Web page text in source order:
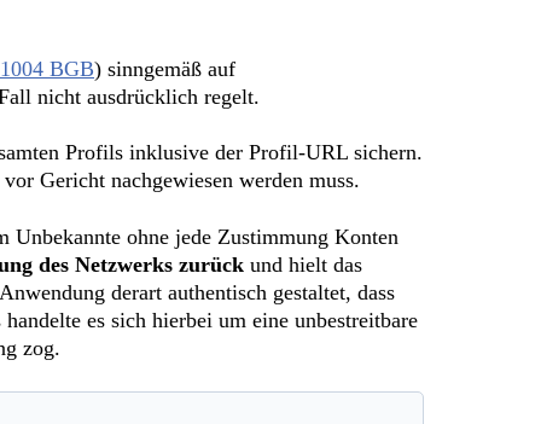
BGB) sinngemäß auf
nicht ausdrücklich regelt.
Profils inklusive der Profil-URL sichern.
Gericht nachgewiesen werden muss.
Unbekannte ohne jede Zustimmung Konten
des Netzwerks zurück und hielt das
derart authentisch gestaltet, dass
es sich hierbei um eine unbestreitbare
zog.